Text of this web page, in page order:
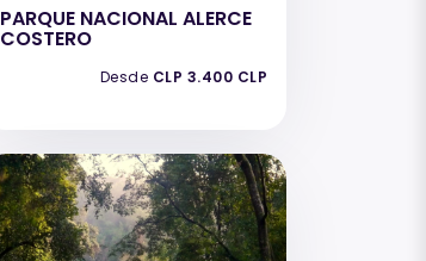
PARQUE NACIONAL ALERCE
COSTERO
Desde CLP 3.400 CLP